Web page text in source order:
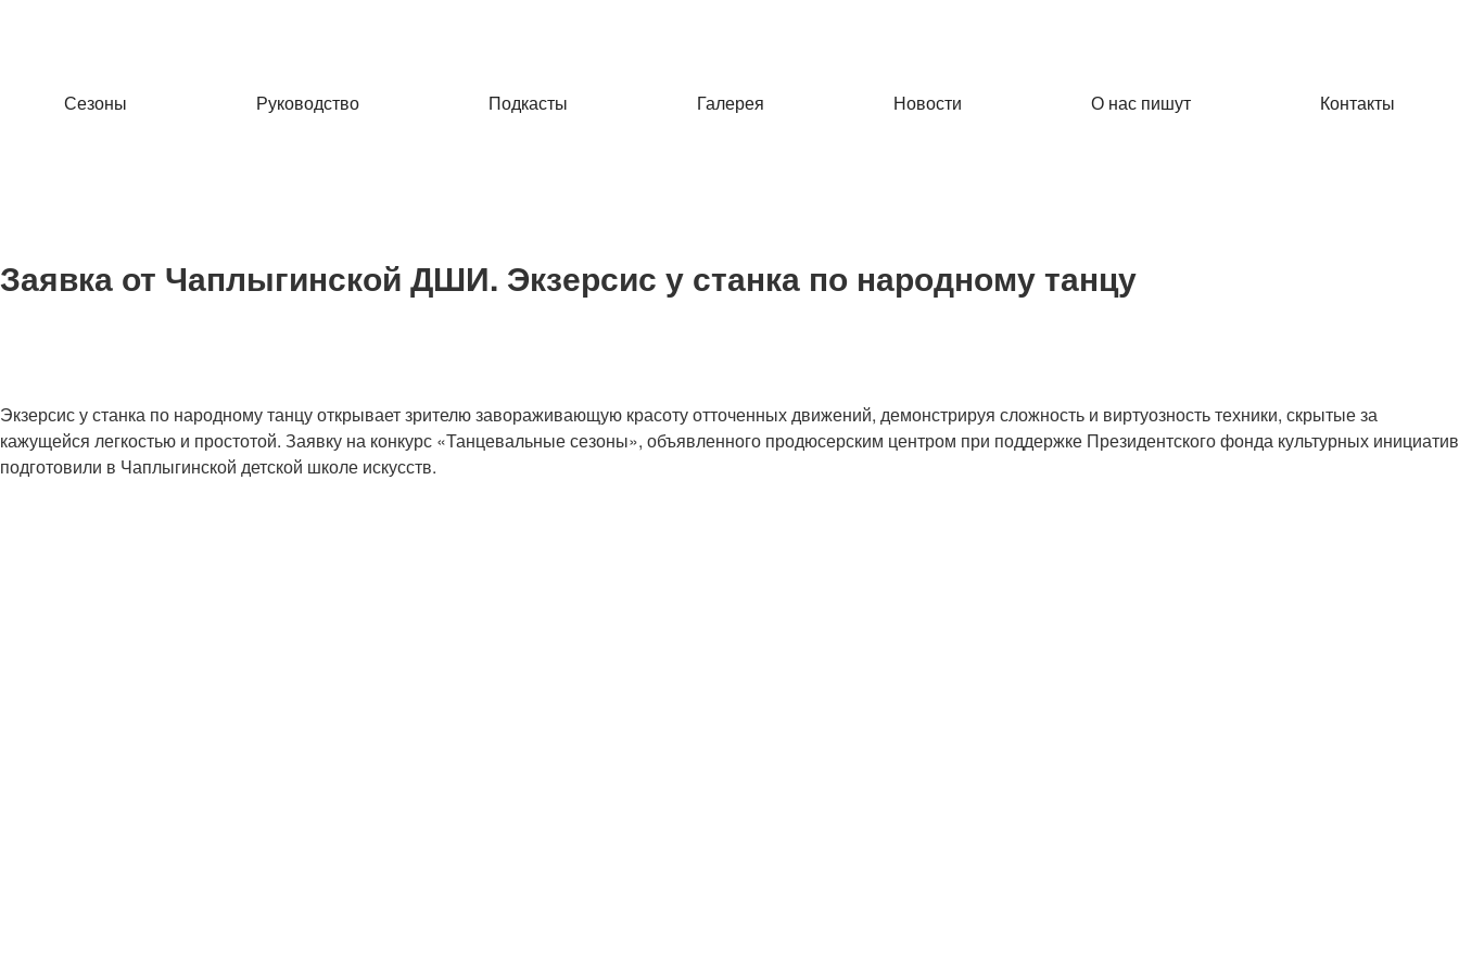
Сезоны Руководство Подкасты Галерея Новости О нас пишут Контакты
Заявка от Чаплыгинской ДШИ. Экзерсис у станка по народному танцу
Экзерсис у станка по народному танцу открывает зрителю завораживающую красоту отточенных движений, демонстрируя сложность и виртуозность техники, скрытые за
кажущейся легкостью и простотой. Заявку на конкурс «Танцевальные сезоны», объявленного продюсерским центром при поддержке Президентского фонда культурных инициатив
подготовили в Чаплыгинской детской школе искусств.